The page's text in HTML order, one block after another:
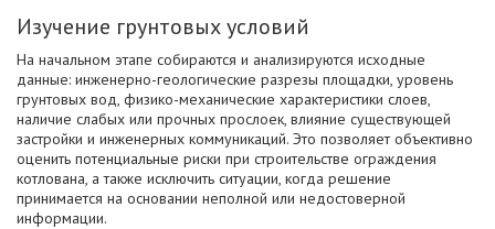
Изучение грунтовых условий
На начальном этапе собираются и анализируются исходные
данные: инженерно-геологические разрезы площадки, уровень
грунтовых вод, физико-механические характеристики слоев,
наличие слабых или прочных прослоек, влияние существующей
застройки и инженерных коммуникаций. Это позволяет объективно
оценить потенциальные риски при строительстве ограждения
котлована, а также исключить ситуации, когда решение
принимается на основании неполной или недостоверной
информации.